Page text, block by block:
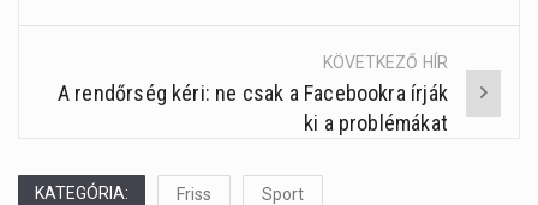
navigation
KÖVETKEZŐ HÍR
A rendőrség kéri: ne csak a Facebookra írják
ki a problémákat
KATEGÓRIA: Friss Sport